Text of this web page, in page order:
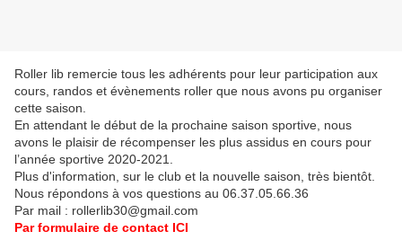
Roller lib remercie tous les adhérents pour leur participation aux
cours, randos et évènements roller que nous avons pu organiser
cette saison.
En attendant le début de la prochaine saison sportive, nous
avons le plaisir de récompenser les plus assidus en cours pour
l’année sportive 2020-2021.
Plus d'information, sur le club et la nouvelle saison, très bientôt.
Nous répondons à vos questions au 06.37.05.66.36
Par mail : rollerlib30@gmail.com
Par formulaire de contact ICI